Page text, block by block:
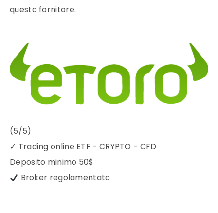
questo fornitore.
(5/5)
✓ Trading online ETF - CRYPTO - CFD
Deposito minimo 50$
Broker regolamentato